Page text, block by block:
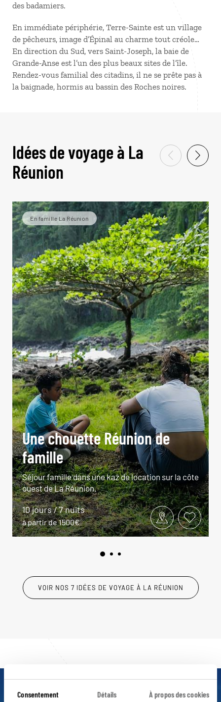
Consentement Détails À propos des cookies
des badamiers.
En immédiate périphérie, Terre-Sainte est un village
de pêcheurs, image d’Épinal au charme tout créole…
En direction du Sud, vers Saint-Joseph, la baie de
Grande-Anse est l’un des plus beaux sites de l’île.
Rendez-vous familial des citadins, il ne se prête pas à
la baignade, hormis au bassin des Roches noires.
Idées de voyage à La
Réunion
En famille La Réunion
Une chouette Réunion de
famille
Séjour famille dans une kaz de location sur la côte
ouest de La Réunion.
10 jours / 7 nuits
à partir de 1500€
VOIR NOS 7 IDÉES DE VOYAGE À LA RÉUNION